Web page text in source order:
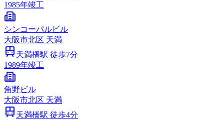
1985年竣工
シンコーパルビル
大阪市北区 天満
天満橋駅 徒歩7分
1989年竣工
角野ビル
大阪市北区 天満
天満橋駅 徒歩4分